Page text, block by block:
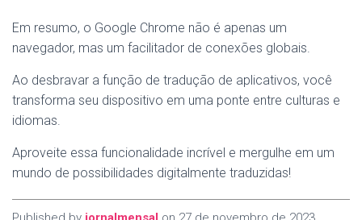
Em resumo, o Google Chrome não é apenas um
navegador, mas um facilitador de conexões globais.
Ao desbravar a função de tradução de aplicativos, você
transforma seu dispositivo em uma ponte entre culturas e
idiomas.
Aproveite essa funcionalidade incrível e mergulhe em um
mundo de possibilidades digitalmente traduzidas!